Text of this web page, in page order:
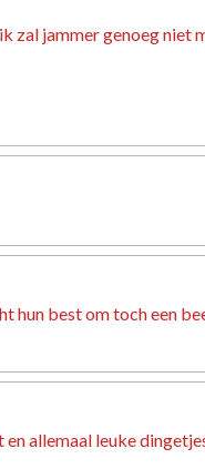
jammer genoeg
hun best om toch een
allemaal leuke